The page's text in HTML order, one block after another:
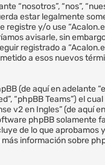
“nosotros”, “nos”,
estar legalmente
y/o use
avisarle, sin
registrado a
a esos nuevos
(de aquí en adelante
“phpBB Teams”) el
v2 en Ingles” (de aquí
phpBB solamente
de lo que aprobamos
información sobre